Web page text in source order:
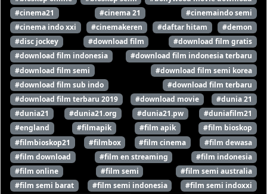
#cinema21
#cinema 21
#cinemaindo semi
#cinema indo xxi
#cinemakeren #daftar hitam
#demon
#disc jockey
#download film
#download film gratis
#download film indonesia
#download film indonesia terbaru
#download film semi
#download film semi korea
#download film sub indo
#download film terbaru
#download film terbaru 2019
#download movie
#dunia 21
#dunia21
#dunia21.org #dunia21.pw
#duniafilm21
#england
#filmapik #film apik
#film bioskop
#filmbioskop21
#filmbox #film cinema
#film dewasa
#film download
#film en streaming
#film indonesia
#film online
#film semi
#film semi australia
#film semi barat
#film semi indonesia
#film semi indoxxi